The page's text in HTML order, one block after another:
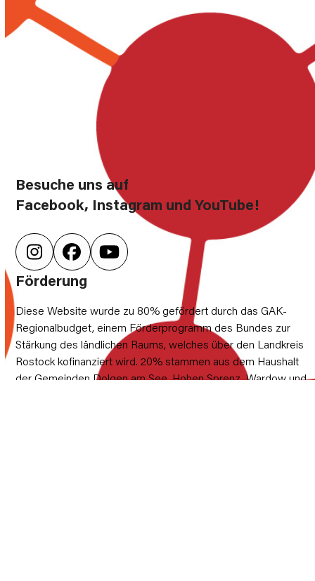
Besuche uns auf
Facebook, Instagram und YouTube!
Instagram
FacebookYouTube
Förderung
Diese Website wurde zu 80% gefördert durch das GAK-
Regionalbudget, einem Förderprogramm des Bundes zur
Stärkung des ländlichen Raums, welches über den Landkreis
Rostock kofinanziert wird. 20% stammen aus dem Haushalt
der Gemeinden Dolgen am See, Hohen Sprenz, Wardow und